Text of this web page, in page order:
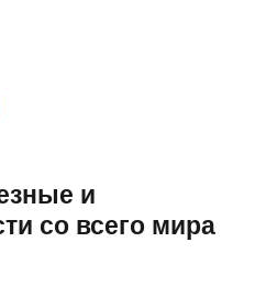
и
со всего мира